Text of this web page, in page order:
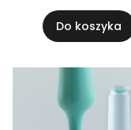
Do koszyka